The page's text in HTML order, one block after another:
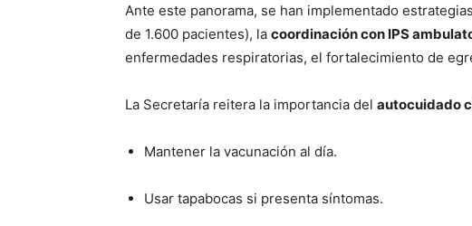
Ante este panorama, se han implementado
de 1.600 pacientes), la coordinación con IPS
enfermedades respiratorias, el fortalecimiento de
La Secretaría reitera la importancia del autocuidado
Mantener la vacunación al día.
Usar tapabocas si presenta síntomas.